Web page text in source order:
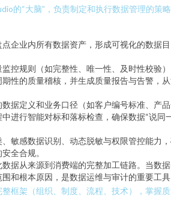
的“大脑”，负责制定和执行数据管理的策
点企业内所有数据资产，形成可视化的数据目
监控规则（如完整性、唯一性、及时性校验
性的质量稽核，并生成质量报告与告警，
数据定义和业务口径（如客户编号标准、产
进行智能对标和落标检查，确保数据“说同
、敏感数据识别、动态脱敏与权限管控能力
全合规。
数据从来源到消费端的完整加工链路。当数
和根本原因，是数据运维与审计的重要工
整框架（组织、制度、流程、技术），掌握